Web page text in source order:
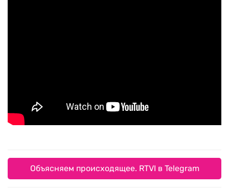
Объясняем происходящее. RTVI в Telegram